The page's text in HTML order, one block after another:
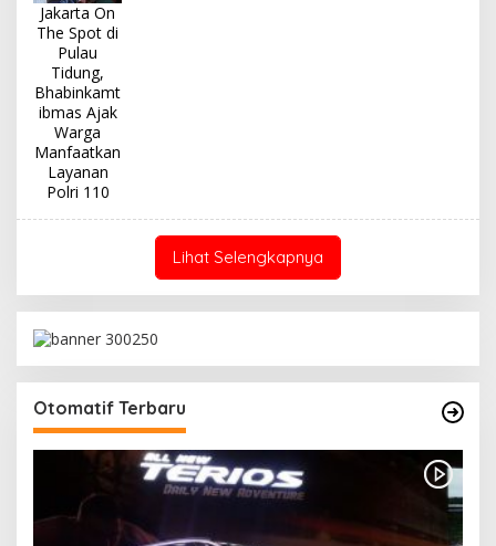
Jakarta On
The Spot di
Pulau
Tidung,
Bhabinkamt
ibmas Ajak
Warga
Manfaatkan
Layanan
Polri 110
Lihat Selengkapnya
Otomatif Terbaru